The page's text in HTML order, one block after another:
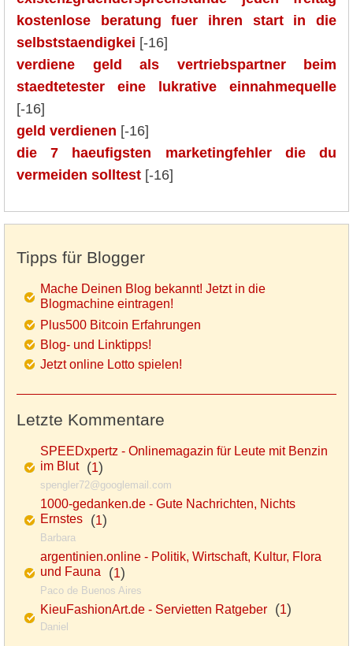
kostenlose beratung fuer ihren start in die
selbststaendigkei [-16]
verdiene geld als vertriebspartner beim
staedtetester eine lukrative einnahmequelle
[-16]
geld verdienen [-16]
die 7 haeufigsten marketingfehler die du
vermeiden solltest [-16]
Tipps für Blogger
Mache Deinen Blog bekannt! Jetzt in die
Blogmachine eintragen!
Plus500 Bitcoin Erfahrungen
Blog- und Linktipps!
Jetzt online Lotto spielen!
Letzte Kommentare
SPEEDxpertz - Onlinemagazin für Leute mit Benzin
im Blut(1)
spengler72@googlemail.com
1000-gedanken.de - Gute Nachrichten, Nichts
Ernstes (1)
Barbara
argentinien.online - Politik, Wirtschaft, Kultur, Flora
und Fauna (1)
Paco de Buenos Aires
KieuFashionArt.de - Servietten Ratgeber (1)
Daniel